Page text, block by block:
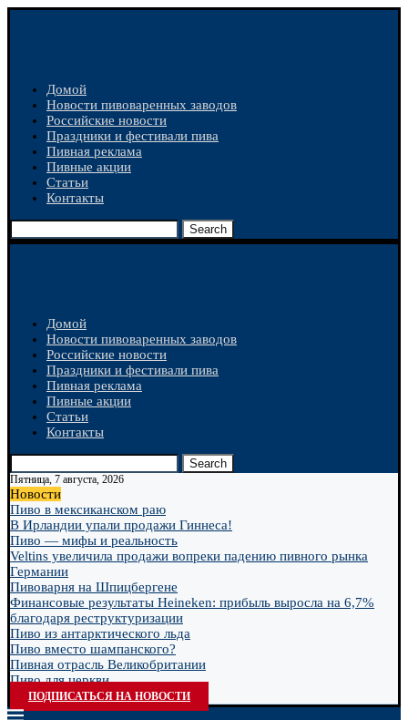
Домой
Новости пивоваренных заводов
Российские новости
Праздники и фестивали пива
Пивная реклама
Пивные акции
Статьи
Контакты
Search
Домой
Новости пивоваренных заводов
Российские новости
Праздники и фестивали пива
Пивная реклама
Пивные акции
Статьи
Контакты
Search
Пятница, 7 августа, 2026
Новости
Пиво в мексиканском раю
В Ирландии упали продажи Гиннеса!
Пиво — мифы и реальность
Veltins увеличила продажи вопреки падению пивного рынка
Германии
Пивоварня на Шпицбергене
Финансовые результаты Heineken: прибыль выросла на 6,7%
благодаря реструктуризации
Пиво из антарктического льда
Пиво вместо шампанского?
Пивная отрасль Великобритании
Пиво для церкви
ПОДПИСАТЬСЯ НА НОВОСТИ